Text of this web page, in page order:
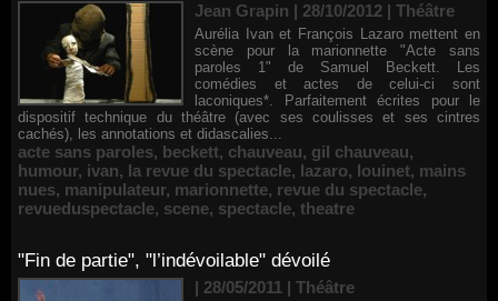
Jean Grapin | 28/10/2012 | Théâtre
Aurélia Ivan et François Lazaro mettent en
scène pour la marionnette "Acte sans
paroles 1" de Samuel Beckett. Les
comédies et actes de celui-ci sont
laconiques*. Parfaitement écrites pour le
dispositif technique du théâtre (avec ses coulisses et ses cintres
cachés), les annotations et didascalies...
acte sans paroles, beckett, chauveau, gil chauveau,
humour, ivan, la revue du spectacle, lazaro, louinet, mains
nues, manipulateur, marionnette, revue du spectacle,
revueduspectacle, scene, spectacle, theatre
"Fin de partie", "l’indévoilable" dévoilé
| 28/05/2011 | Théâtre